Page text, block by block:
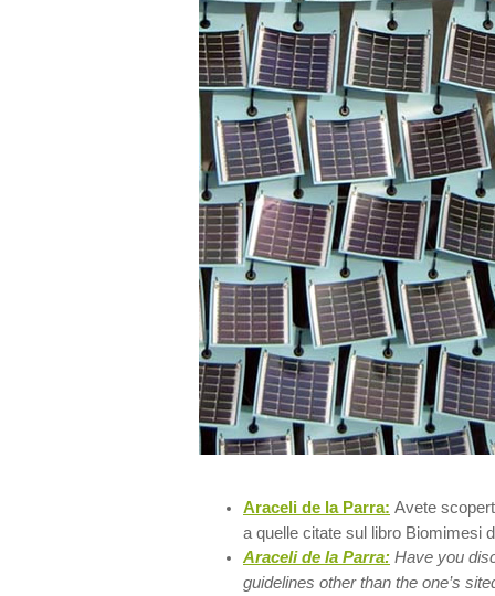
Araceli de la Parra: Avete
a quelle citate sul libro Biomimesi
Araceli de la Parra: Have you
guidelines other than the one’s